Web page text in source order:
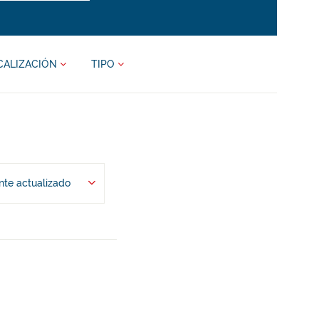
TIPO
actualizado